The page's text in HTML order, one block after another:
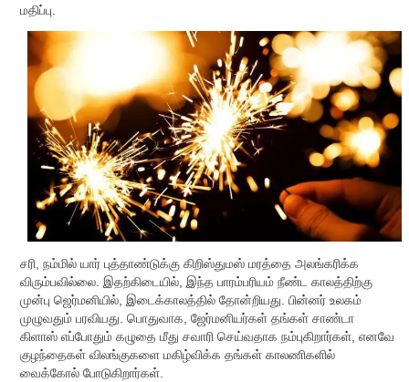
மதிப்பு.
சரி, நம்மில் யார் புத்தாண்டுக்கு கிறிஸ்துமஸ் மரத்தை அலங்கரிக்க
விரும்பவில்லை. இதற்கிடையில், இந்த பாரம்பரியம் நீண்ட காலத்திற்கு
முன்பு ஜெர்மனியில், இடைக்காலத்தில் தோன்றியது. பின்னர் உலகம்
முழுவதும் பரவியது. பொதுவாக, ஜேர்மனியர்கள் தங்கள் சாண்டா
கிளாஸ் எப்போதும் கழுதை மீது சவாரி செய்வதாக நம்புகிறார்கள், எனவே
குழந்தைகள் விலங்குகளை மகிழ்விக்க தங்கள் காலணிகளில்
வைக்கோல் போடுகிறார்கள்.